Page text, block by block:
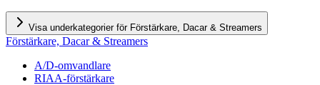
Visa underkategorier för Förstärkare, Dacar & Streamers
Förstärkare, Dacar & Streamers
A/D-omvandlare
RIAA-förstärkare